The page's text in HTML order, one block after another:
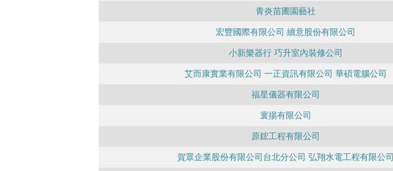
青炎苗圃園藝社
宏豐國際有限公司 續意股份有限公司
小新樂器行 巧升室內裝修公司
艾而康實業有限公司 一正資訊有限公司 華碩電腦公司
福星儀器有限公司
寰揚有限公司
原鋐工程有限公司
賀眾企業股份有限公司台北分公司 弘翔水電工程有限公司